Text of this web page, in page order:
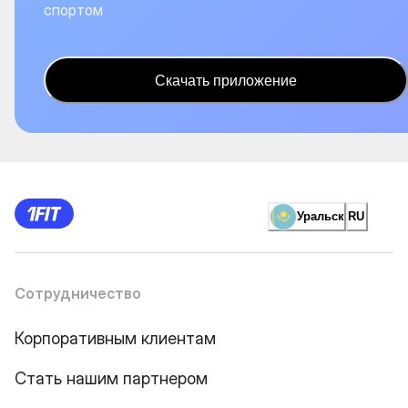
спортом
Скачать приложение
Уральск RU
Сотрудничество
Корпоративным клиентам
Стать нашим партнером